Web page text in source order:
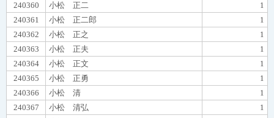
240360
小松 正二
1
240361
小松 正二郎
1
240362
小松 正之
1
240363
小松 正夫
1
240364
小松 正文
1
240365
小松 正勇
1
240366
小松 清
1
240367
小松 清弘
1